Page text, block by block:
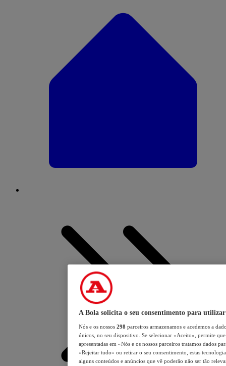
A Bola solicita o seu consentimento para utilizar
Nós e os nossos 298 parceiros armazenamos e acedemos a
únicos, no seu dispositivo. Se selecionar «Aceito», permite
apresentadas em «Nós e os nossos parceiros tratamos dados
«Rejeitar tudo» ou retirar o seu consentimento, estas
alguns conteúdos e anúncios que vê poderão não ser tão